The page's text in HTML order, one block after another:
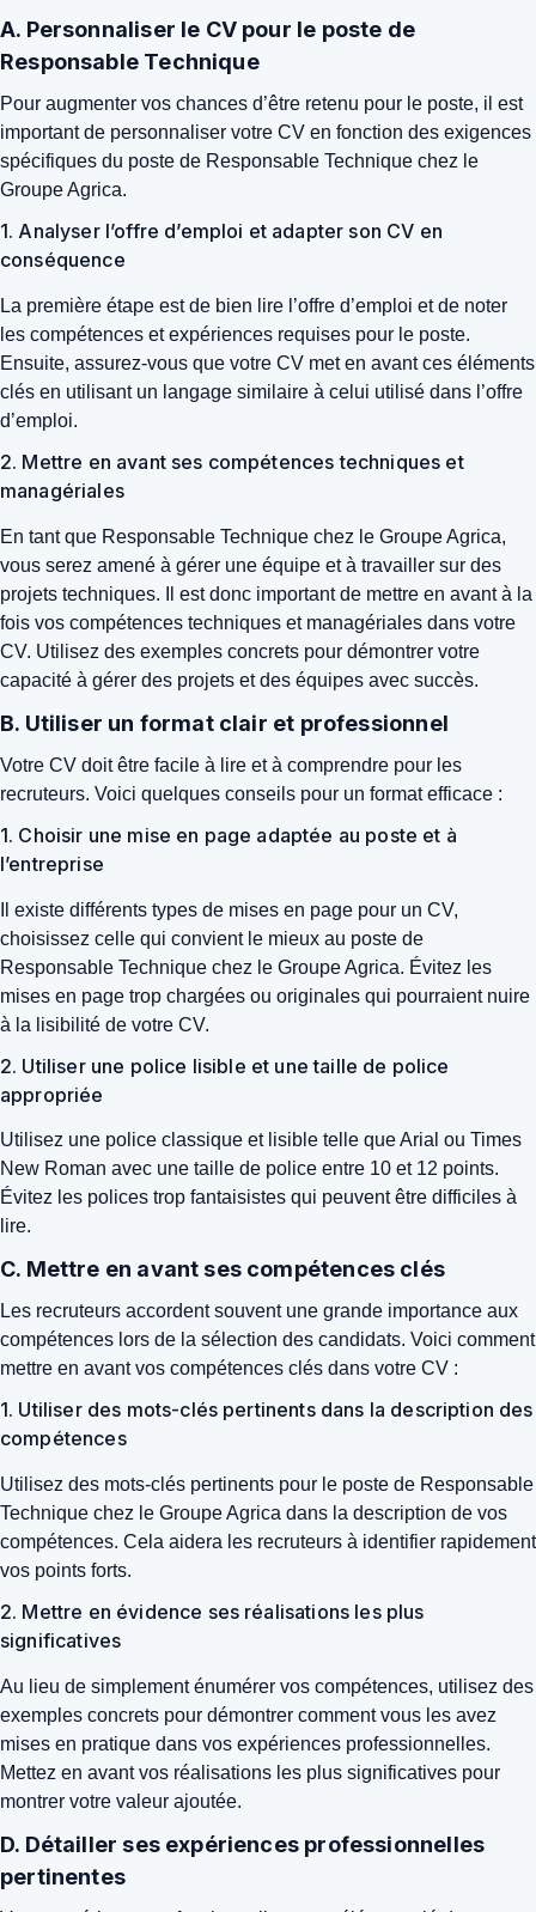
A. Personnaliser le CV pour le poste de
Responsable Technique
Pour augmenter vos chances d’être retenu pour le poste, il est
important de personnaliser votre CV en fonction des exigences
spécifiques du poste de Responsable Technique chez le
Groupe Agrica.
1. Analyser l’offre d’emploi et adapter son CV en
conséquence
La première étape est de bien lire l’offre d’emploi et de noter
les compétences et expériences requises pour le poste.
Ensuite, assurez-vous que votre CV met en avant ces éléments
clés en utilisant un langage similaire à celui utilisé dans l’offre
d’emploi.
2. Mettre en avant ses compétences techniques et
managériales
En tant que Responsable Technique chez le Groupe Agrica,
vous serez amené à gérer une équipe et à travailler sur des
projets techniques. Il est donc important de mettre en avant à la
fois vos compétences techniques et managériales dans votre
CV. Utilisez des exemples concrets pour démontrer votre
capacité à gérer des projets et des équipes avec succès.
B. Utiliser un format clair et professionnel
Votre CV doit être facile à lire et à comprendre pour les
recruteurs. Voici quelques conseils pour un format efficace :
1. Choisir une mise en page adaptée au poste et à
l’entreprise
Il existe différents types de mises en page pour un CV,
choisissez celle qui convient le mieux au poste de
Responsable Technique chez le Groupe Agrica. Évitez les
mises en page trop chargées ou originales qui pourraient nuire
à la lisibilité de votre CV.
2. Utiliser une police lisible et une taille de police
appropriée
Utilisez une police classique et lisible telle que Arial ou Times
New Roman avec une taille de police entre 10 et 12 points.
Évitez les polices trop fantaisistes qui peuvent être difficiles à
lire.
C. Mettre en avant ses compétences clés
Les recruteurs accordent souvent une grande importance aux
compétences lors de la sélection des candidats. Voici comment
mettre en avant vos compétences clés dans votre CV :
1. Utiliser des mots-clés pertinents dans la description des
compétences
Utilisez des mots-clés pertinents pour le poste de Responsable
Technique chez le Groupe Agrica dans la description de vos
compétences. Cela aidera les recruteurs à identifier rapidement
vos points forts.
2. Mettre en évidence ses réalisations les plus
significatives
Au lieu de simplement énumérer vos compétences, utilisez des
exemples concrets pour démontrer comment vous les avez
mises en pratique dans vos expériences professionnelles.
Mettez en avant vos réalisations les plus significatives pour
montrer votre valeur ajoutée.
D. Détailler ses expériences professionnelles
pertinentes